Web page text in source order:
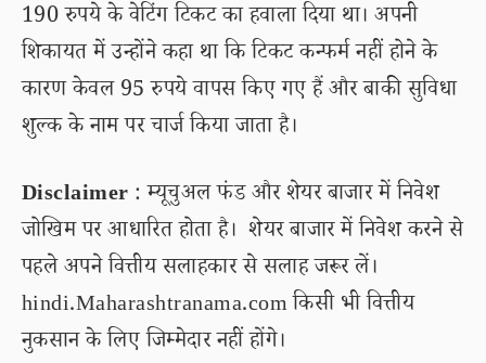
190 रुपये के वेटिंग टिकट का हवाला दिया था। अपनी
शिकायत में उन्होंने कहा था कि टिकट कन्फर्म नहीं होने के
कारण केवल 95 रुपये वापस किए गए हैं और बाकी सुविधा
शुल्क के नाम पर चार्ज किया जाता है।
Disclaimer : म्यूचुअल फंड और शेयर बाजार में निवेश
जोखिम पर आधारित होता है। शेयर बाजार में निवेश करने से
पहले अपने वित्तीय सलाहकार से सलाह जरूर लें।
hindi.Maharashtranama.com किसी भी वित्तीय
नुकसान के लिए जिम्मेदार नहीं होंगे।